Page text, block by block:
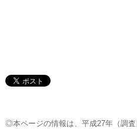
◎本ページの情報は、平成27年（調